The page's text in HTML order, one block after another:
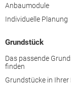
Anbaumodule
Individuelle Planung
Grundstück
Das passende
finden
Grundstücke in Ihrer